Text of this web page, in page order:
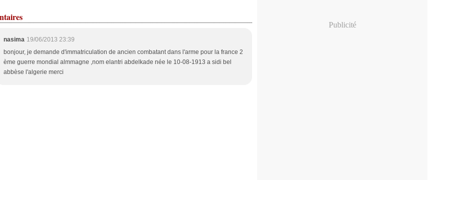
nasima 19/06/2013 23:39
bonjour, je demande d'immatriculation de ancien combatant dans l'arme pour la france 2
ème guerre mondial almmagne ,nom elantri abdelkade née le 10-08-1913 a sidi bel
abbèse l'algerie merci
Publicité